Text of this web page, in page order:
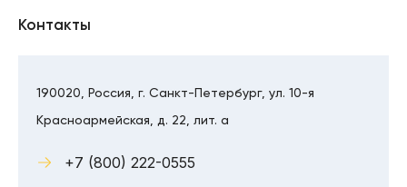
Контакты
190020, Россия, г. Санкт-Петербург, ул. 10-я
Красноармейская, д. 22, лит. а
+7 (800) 222-0555